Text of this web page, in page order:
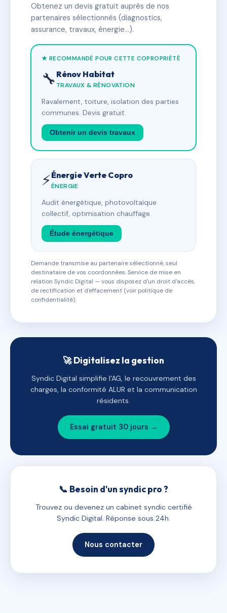
Obtenez un devis gratuit auprès de nos
partenaires sélectionnés (diagnostics,
assurance, travaux, énergie…).
★ RECOMMANDÉ POUR CETTE COPROPRIÉTÉ
🔧 Rénov Habitat
TRAVAUX & RÉNOVATION
Ravalement, toiture, isolation des parties
communes. Devis gratuit.
Obtenir un devis travaux
⚡Énergie Verte Copro
ÉNERGIE
Audit énergétique, photovoltaïque
collectif, optimisation chauffage.
Étude énergétique
Demande transmise au partenaire sélectionné, seul
destinataire de vos coordonnées. Service de mise en
relation Syndic Digital — vous disposez d'un droit d'accès,
de rectification et d'effacement (voir politique de
confidentialité).
🚀 Digitalisez la gestion
Syndic Digital simplifie l'AG, le recouvrement des
charges, la conformité ALUR et la communication
résidents.
Essai gratuit 30 jours →
📞 Besoin d'un syndic pro ?
Trouvez ou devenez un cabinet syndic certifié
Syndic Digital. Réponse sous 24h.
Nous contacter